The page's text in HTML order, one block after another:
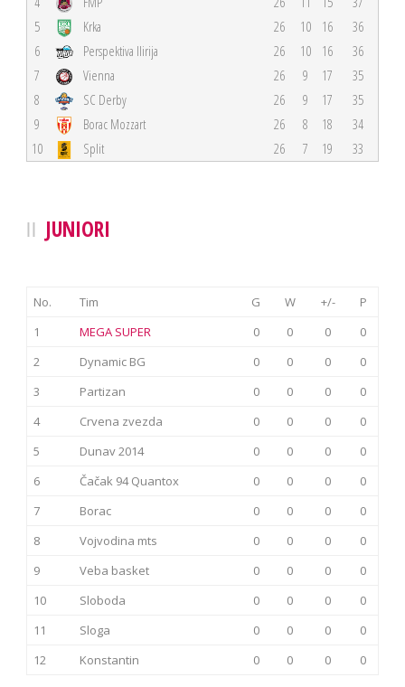
5
Krka 26 10 16
36
6
Perspektiva Ilirija 26 10 16
36
7
Vienna 26 9 17
35
8
SC Derby 26 9 17
35
9
Borac Mozzart 26 8 18
34
10
Split 26 7 19 33
JUNIORI
No. Tim G W +/-
P
1
MEGA SUPER 0 0 0
0
2
Dynamic BG 0 0 0
0
3
Partizan 0 0 0
0
4
Crvena zvezda 0 0 0
0
5
Dunav 2014 0 0 0
0
6
Čačak 94 Quantox 0 0 0
0
7
Borac 0 0 0
0
8
Vojvodina mts 0 0 0
0
9
Veba basket 0 0 0
0
10
Sloboda 0 0 0
0
11
Sloga 0 0 0
0
12
Konstantin 0 0 0 0